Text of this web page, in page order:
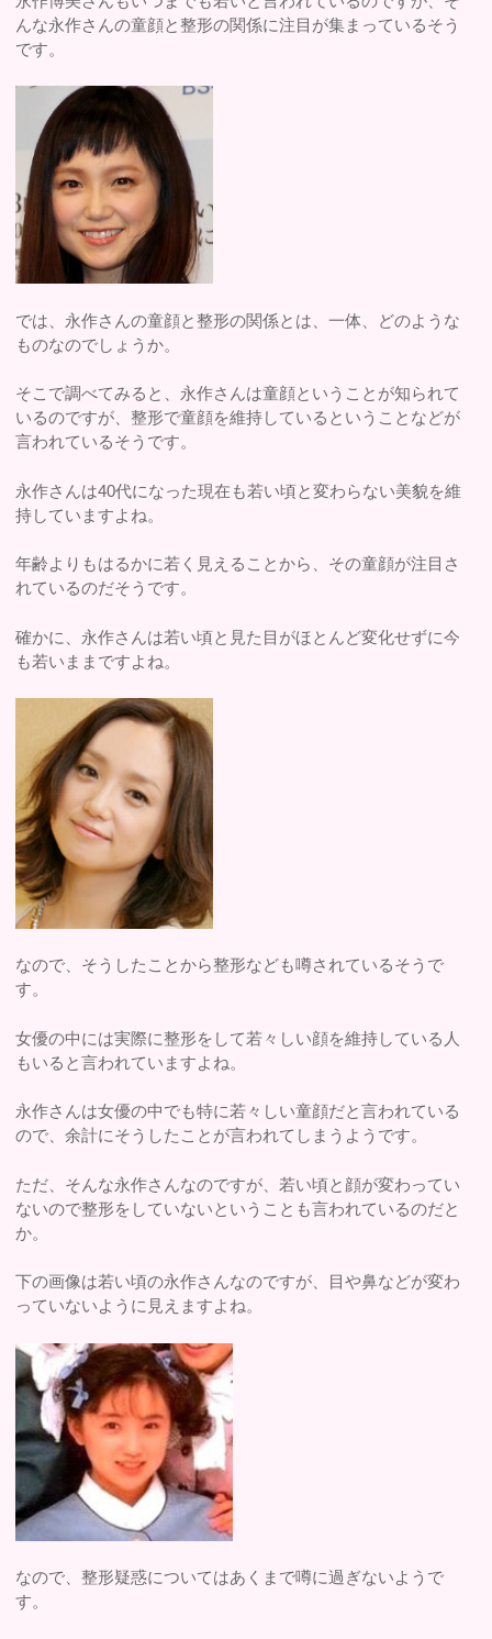
んな永作さんの童顔と整形の関係に注目が集まっているそう
です。
では、永作さんの童顔と整形の関係とは、一体、どのような
ものなのでしょうか。
そこで調べてみると、永作さんは童顔ということが知られて
いるのですが、整形で童顔を維持しているということなどが
言われているそうです。
永作さんは40代になった現在も若い頃と変わらない美貌を維
持していますよね。
年齢よりもはるかに若く見えることから、その童顔が注目さ
れているのだそうです。
確かに、永作さんは若い頃と見た目がほとんど変化せずに今
も若いままですよね。
なので、そうしたことから整形なども噂されているそうで
す。
女優の中には実際に整形をして若々しい顔を維持している人
もいると言われていますよね。
永作さんは女優の中でも特に若々しい童顔だと言われている
ので、余計にそうしたことが言われてしまうようです。
ただ、そんな永作さんなのですが、若い頃と顔が変わってい
ないので整形をしていないということも言われているのだと
か。
下の画像は若い頃の永作さんなのですが、目や鼻などが変わ
っていないように見えますよね。
なので、整形疑惑についてはあくまで噂に過ぎないようで
す。